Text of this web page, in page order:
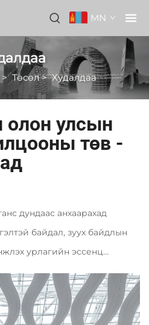
MN
Төсөл>Худалдаа
улсын
төв -
дундаас анхаарахад
байдал, зуух байдлын
урлагийн эссенц
Сүүлийн замын дундаж
маш их үзэгдэлтэй